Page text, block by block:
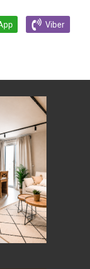
Viber